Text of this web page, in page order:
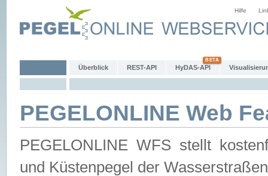
Hilfe
Überblick REST-API HyDAS-API
PEGELONLINE Web
PEGELONLINE WFS stellt
und Küstenpegel der